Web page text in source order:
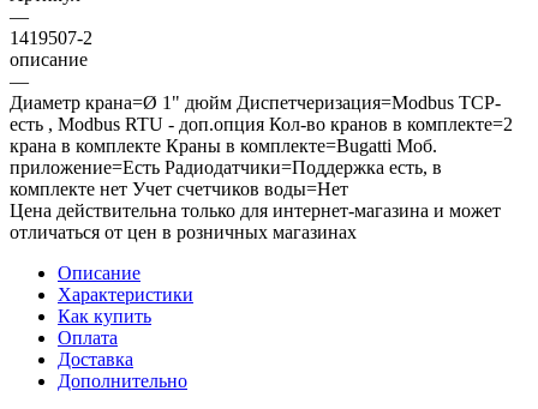
—
1419507-2
описание
—
Диаметр крана=Ø 1" дюйм Диспетчеризация=Modbus TCP-
есть , Modbus RTU - доп.опция Кол-во кранов в комплекте=2
крана в комплекте Краны в комплекте=Bugatti Моб.
приложение=Есть Радиодатчики=Поддержка есть, в
комплекте нет Учет счетчиков воды=Нет
Цена действительна только для интернет-магазина и может
отличаться от цен в розничных магазинах
Описание
Характеристики
Как купить
Оплата
Доставка
Дополнительно